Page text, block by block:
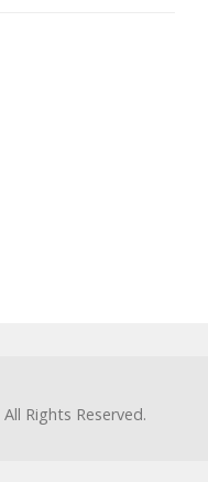
All Rights Reserved.